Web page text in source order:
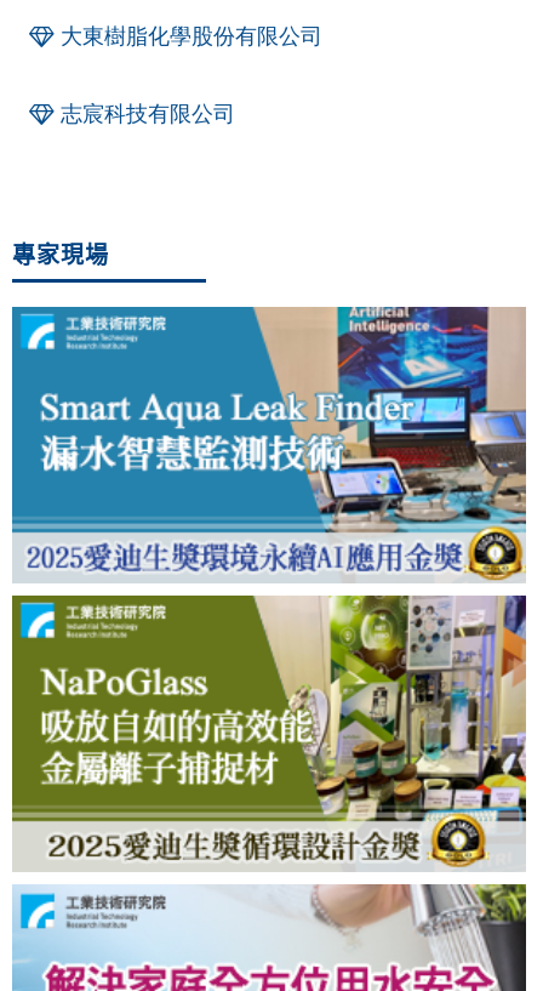
大東樹脂化學股份有限公司
志宸科技有限公司
專家現場